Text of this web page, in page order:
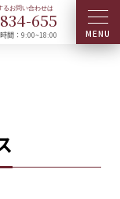
834-655
間：9:00~18:00